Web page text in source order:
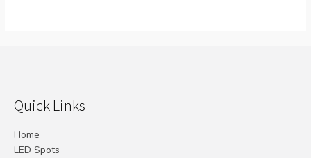
Quick Links
Home
LED Spots